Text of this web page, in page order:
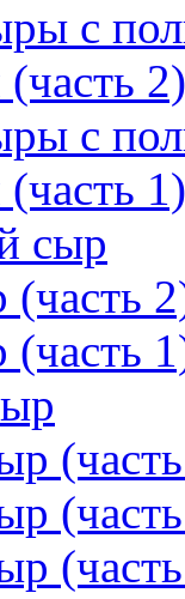
с
2)
с
1)
сыр